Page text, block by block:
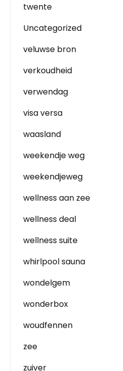
twente
Uncategorized
veluwse bron
verkoudheid
verwendag
visa versa
waasland
weekendje weg
weekendjeweg
wellness aan zee
wellness deal
wellness suite
whirlpool sauna
wondelgem
wonderbox
woudfennen
zee
zuiver